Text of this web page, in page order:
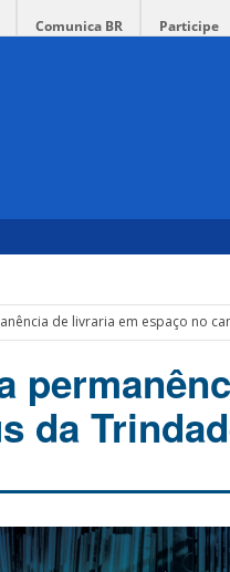
Comunica BR Participe
de livraria em espaço no
da